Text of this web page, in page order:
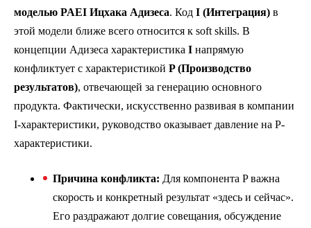
моделью PAEI Ицхака Адизеса. Код I (Интеграция) в
этой модели ближе всего относится к soft skills. В
концепции Адизеса характеристика I напрямую
конфликтует с характеристикой P (Производство
результатов), отвечающей за генерацию основного
продукта. Фактически, искусственно развивая в компании
I-характеристики, руководство оказывает давление на P-
характеристики.
Причина конфликта: Для компонента P важна
скорость и конкретный результат «здесь и сейчас».
Его раздражают долгие совещания, обсуждение